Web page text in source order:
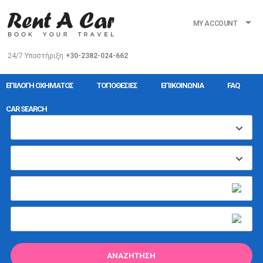
24/7 Υποστήριξη +30-2382-024-662
MY ACCOUNT
ΕΠΙΛΟΓΉ ΟΧΉΜΑΤΟΣ ΤΟΠΟΘΕΣΊΕΣ ΕΠΙΚΟΙΝΩΝΊΑ FAQ
CAR SEARCH